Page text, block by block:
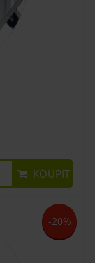
KOUPIT
-20%